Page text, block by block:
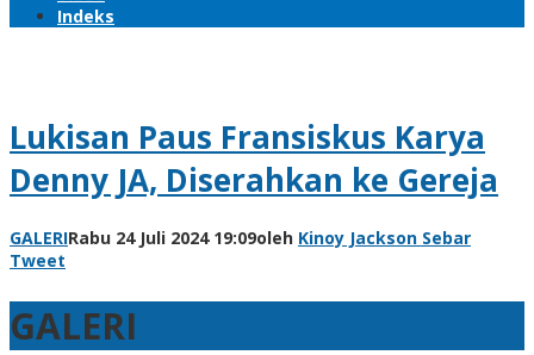
Indeks
Lukisan Paus Fransiskus Karya
Denny JA, Diserahkan ke Gereja
GALERIRabu 24 Juli 2024 19:09oleh Kinoy Jackson Sebar
Tweet
GALERI